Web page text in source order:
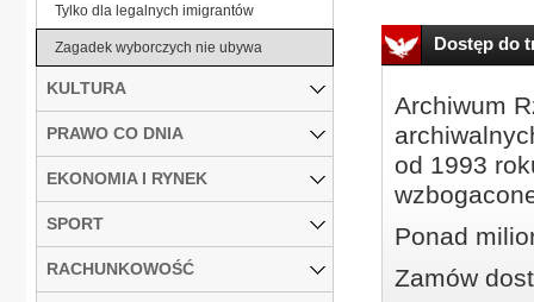
Dostęp do
Archiwum
od 1993
Ponad
Zamów
Tylko dla legalnych imigrantów
Zagadek wyborczych nie ubywa
KULTURA
PRAWO CO DNIA
EKONOMIA I RYNEK
SPORT
RACHUNKOWOŚĆ